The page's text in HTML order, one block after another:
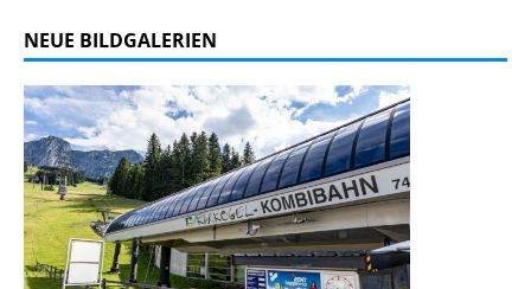
NEUE BILDGALERIEN